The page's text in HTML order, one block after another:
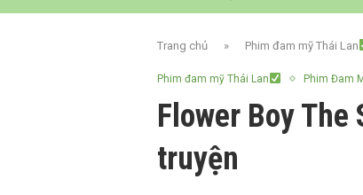
Trang chủ » Phim đam mỹ Thái Lan
Phim đam mỹ Thái Lan Phim Đam
Flower Boy
truyện